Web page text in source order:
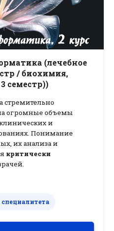
(лечебное
/ биохимия,
семестр))
огромные объемы
и
Понимание
их анализа и
критически